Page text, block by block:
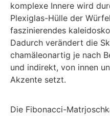
komplexe Innere wird
Plexiglas-Hülle der
faszinierendes
Dadurch verändert die
chamäleonartig je nach
und indirekt, von innen
Akzente setzt.
Die Fibonacci-